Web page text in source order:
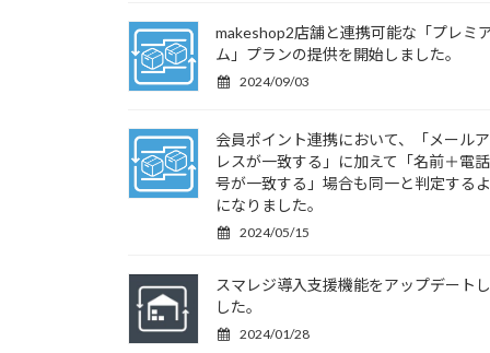
makeshop2店舗と連携可能な「プレミ
ム」プランの提供を開始しました。
2024/09/03
会員ポイント連携において、「メール
レスが一致する」に加えて「名前＋電
号が一致する」場合も同一と判定する
になりました。
2024/05/15
スマレジ導入支援機能をアップデート
した。
2024/01/28